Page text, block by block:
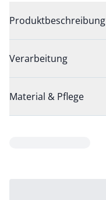
Produktbeschreibung
Verarbeitung
Material & Pflege